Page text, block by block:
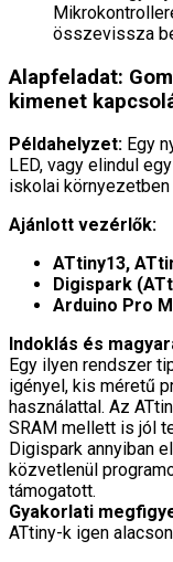
összevissza
Alapfeladat:
kimenet
Példahelyzet: Egy
LED, vagy elindul
iskolai
Ajánlott vezérlők:
ATtiny13,
Digispark
Arduino Pro
Indoklás és
Egy ilyen rendszer
igényel, kis méretű
használattal. Az
SRAM mellett is jól
Digispark annyiban
közvetlenül
támogatott.
Gyakorlati
ATtiny-k igen